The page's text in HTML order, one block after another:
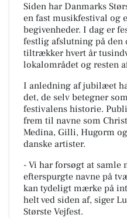
Siden har Danmarks
en fast musikfestival og
begivenheder. I dag er
festlig afslutning på den
tiltrækker hvert år
lokalområdet og resten
I anledning af jubilæet
det, de selv betegner
festivalens historie.
frem til navne som
Medina, Gilli, Hugorm
danske artister.
- Vi har forsøgt at samle
efterspurgte navne på
kan tydeligt mærke på
helt ved siden af, siger
Største Vejfest.